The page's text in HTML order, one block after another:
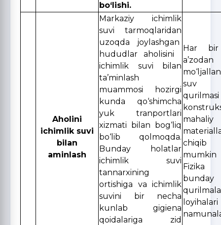
bo‘lishi.
Aholini
ichimlik suvi
bilan
aminlash
Markaziy ichimlik
suvi tarmoqlaridan
uzoqda joylashgan
hududlar aholisini
ichimlik suvi bilan
ta’minlash
muammosi hozirgi
kunda qo‘shimcha
yuk tranportlari
xizmati bilan bog‘liq
bo‘lib qolmoqda.
Bunday holatlar
ichimlik suvi
tannarxining
ortishiga va ichimlik
suvini bir necha
kunlab gigiena
qoidalariga zid
Har
suv
qurilmasi
chiqib
Fizika
bunday